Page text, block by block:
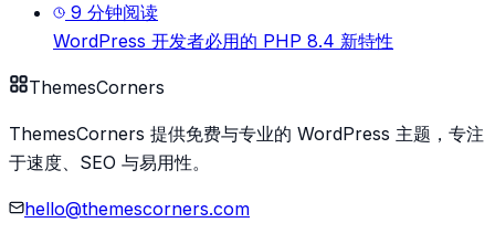
9 分钟阅读
WordPress 开发者必用的 PHP 8.4 新特性
ThemesCorners
ThemesCorners 提供免费与专业的 WordPress 主题，专注
于速度、SEO 与易用性。
hello@themescorners.com